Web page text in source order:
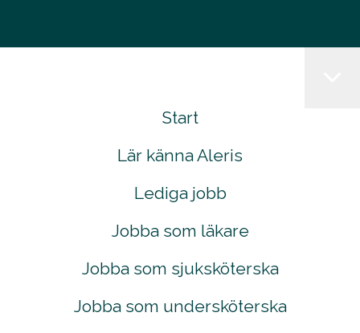
Start
Lär känna Aleris
Lediga jobb
Jobba som läkare
Jobba som sjuksköterska
Jobba som undersköterska